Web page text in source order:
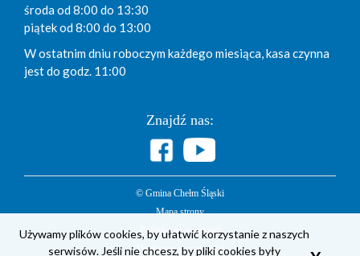
środa od 8:00 do 13:30
piątek od 8:00 do 13:00
W ostatnim dniu roboczym każdego miesiąca, kasa czynna
jest do godz. 11:00
Znajdź nas:
© Gmina Chełm Śląski
Mapa strony
Polityka prywatności
Deklaracja dostępności
Używamy plików cookies, by ułatwić korzystanie z naszych
serwisów. Jeśli nie chcesz, by pliki cookies były